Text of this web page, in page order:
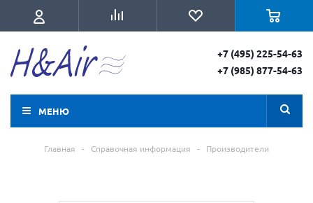
+7 (495) 225-54-63
+7 (985) 877-54-63
МЕНЮ
Главная - Справочная информация - Производители